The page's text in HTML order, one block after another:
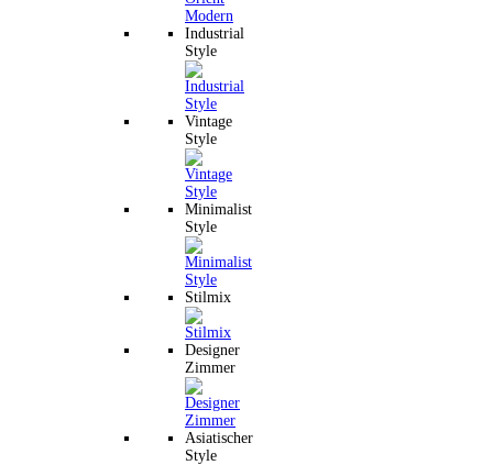
Industrial
Style
Vintage
Style
Minimalist
Style
Stilmix
Designer
Zimmer
Asiatischer
Style